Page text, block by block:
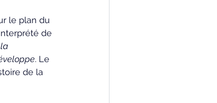
le plan du
de
. Le
de la